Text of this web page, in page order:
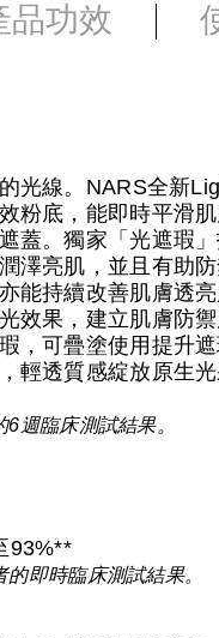
品功效
光線。NARS全新
粉底，能即時平滑
蓋。獨家「光遮瑕
澤亮肌，並且有助
能持續改善肌膚透
效果，建立肌膚防
，可疊塗使用提升
輕透質感綻放原生光
週臨床測試結果。
93%**
即時臨床測試結果。